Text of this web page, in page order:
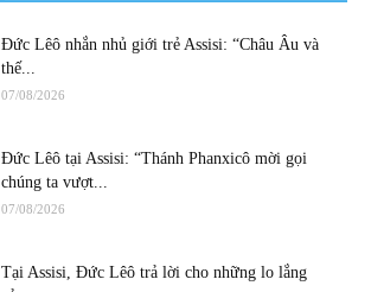
Đức Lêô nhắn nhủ giới trẻ Assisi: “Châu Âu và
thế...
07/08/2026
Đức Lêô tại Assisi: “Thánh Phanxicô mời gọi
chúng ta vượt...
07/08/2026
Tại Assisi, Đức Lêô trả lời cho những lo lắng